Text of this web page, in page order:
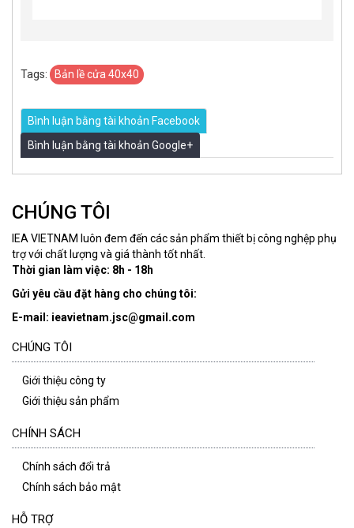
Tags: Bản lề cửa 40x40
Bình luận bằng tài khoản Facebook
Bình luận bằng tài khoản Google+
CHÚNG TÔI
IEA VIETNAM luôn đem đến các sản phẩm thiết bị công nghệp phụ
trợ với chất lượng và giá thành tốt nhất.
Thời gian làm việc: 8h - 18h
Gửi yêu cầu đặt hàng cho chúng tôi:
E-mail: ieavietnam.jsc@gmail.com
CHÚNG TÔI
Giới thiệu công ty
Giới thiệu sản phẩm
CHÍNH SÁCH
Chính sách đổi trả
Chính sách bảo mật
HỖ TRỢ